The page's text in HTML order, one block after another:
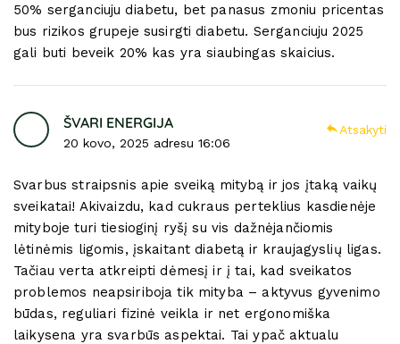
50% serganciuju diabetu, bet panasus zmoniu pricentas
bus rizikos grupeje susirgti diabetu. Serganciuju 2025
gali buti beveik 20% kas yra siaubingas skaicius.
ŠVARI ENERGIJA
20 kovo, 2025 adresu 16:06
Atsakyti
Svarbus straipsnis apie sveiką mitybą ir jos įtaką vaikų
sveikatai! Akivaizdu, kad cukraus perteklius kasdienėje
mityboje turi tiesioginį ryšį su vis dažnėjančiomis
lėtinėmis ligomis, įskaitant diabetą ir kraujagyslių ligas.
Tačiau verta atkreipti dėmesį ir į tai, kad sveikatos
problemos neapsiriboja tik mityba – aktyvus gyvenimo
būdas, reguliari fizinė veikla ir net ergonomiška
laikysena yra svarbūs aspektai. Tai ypač aktualu